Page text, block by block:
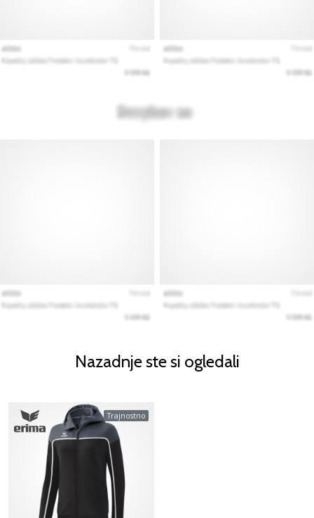
Nazadnje ste si ogledali
Trajnostno